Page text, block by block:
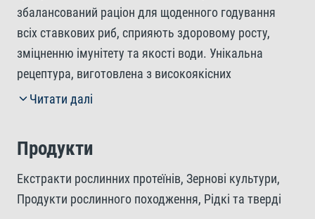
збалансований раціон для щоденного годування
всіх ставкових риб, сприяють здоровому росту,
зміцненню імунітету та якості води. Унікальна
рецептура, виготовлена з високоякісних
натуральних інгредієнтів, без барвників та
поживні речовини, включаючи мінерали та вітаміни,
необхідні для збалансованого харчування.
Плаваючі гранули сприяють легкому поглинанню
Читати далі
Продукти
Екстракти рослинних протеїнів, Зернові культури,
Продукти рослинного походження, Рідкі та тверді